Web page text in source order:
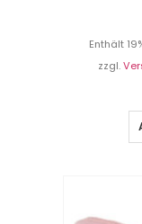
Enthält
zzgl.